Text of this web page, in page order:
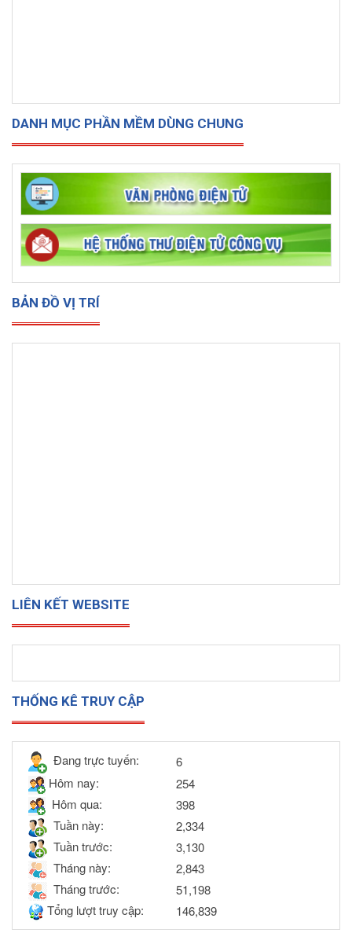
DANH MỤC PHẦN MỀM DÙNG CHUNG
BẢN ĐỒ VỊ TRÍ
LIÊN KẾT WEBSITE
THỐNG KÊ TRUY CẬP
Đang trực tuyến:
6
Hôm nay:
254
Hôm qua:
398
Tuần này:
2,334
Tuần trước:
3,130
Tháng này:
2,843
Tháng trước:
51,198
Tổng lượt truy cập:
146,839